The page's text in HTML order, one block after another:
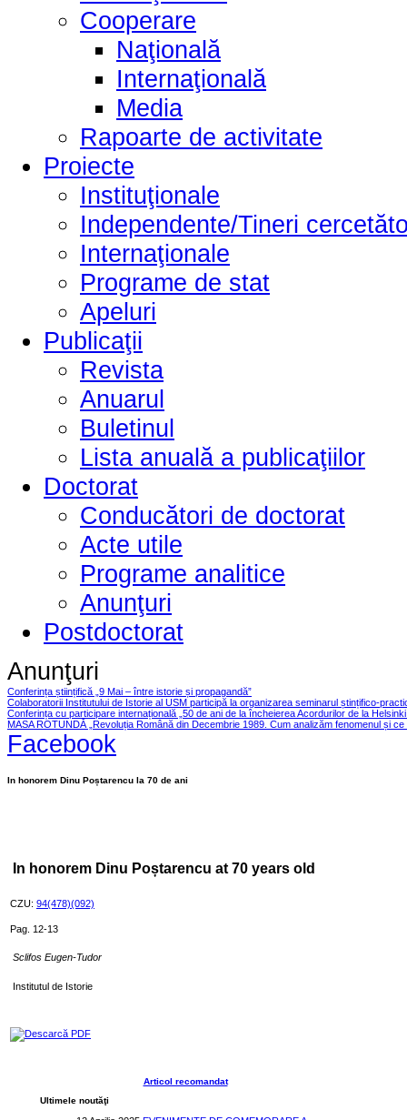
Cooperare
Naţională
Internaţională
Media
Rapoarte de activitate
Proiecte
Instituţionale
Independente/Tineri
Internaţionale
Programe de stat
Apeluri
Publicaţii
Revista
Anuarul
Buletinul
Lista anuală a publicaţiilor
Doctorat
Conducători de doctorat
Acte utile
Programe analitice
Anunţuri
Postdoctorat
Anunţuri
Conferința științifică „9 Mai – între istorie și propagandă”
Colaboratorii Institutului de Istorie al USM participă la organizarea seminarul ștințifico-
Conferința cu participare internațională „50 de ani de la încheierea Acordurilor de la
MASA ROTUNDĂ „Revoluția Română din Decembrie 1989. Cum analizăm fenomenul și ce
Facebook
In honorem Dinu Poștarencu la 70 de ani
In honorem Dinu Poștarencu at 70 years old
CZU: 94(478)(092)
Pag. 12-13
Sclifos Eugen-Tudor
Institutul de Istorie
Descarcă PDF
Articol recomandat
Ultimele noutăţi